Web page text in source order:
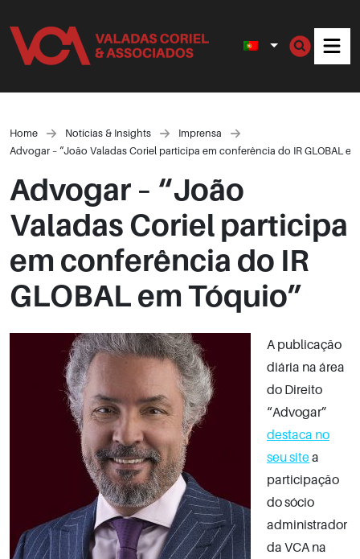
Home Notícias & Insights
Imprensa
Advogar – “João Valadas Coriel participa em conferência do IR GLOBAL
Advogar – “João
Valadas Coriel participa
em conferência do IR
GLOBAL em Tóquio”
A publicação
diária na área
do Direito
“Advogar”
destaca no
seu sitea
participação
do sócio
administrador
da VCA na